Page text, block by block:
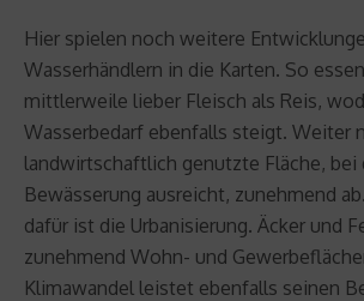
Hier spielen noch weitere
Wasserhändlern in die Karten. So
mittlerweile lieber Fleisch als Reis,
Wasserbedarf ebenfalls steigt. Weiter
landwirtschaftlich genutzte Fläche, bei
Bewässerung ausreicht, zunehmend
dafür ist die Urbanisierung. Äcker und
zunehmend Wohn- und
Klimawandel leistet ebenfalls seinen